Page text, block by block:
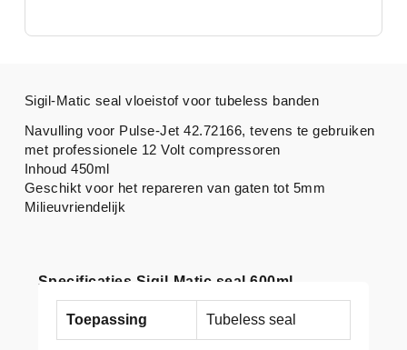
Specificaties Sigil-Matic seal 600ml
Toepassing Tubeless seal
Sigil-Matic seal vloeistof voor tubeless banden
Navulling voor Pulse-Jet 42.72166, tevens te gebruiken
met professionele 12 Volt compressoren
Inhoud 450ml
Geschikt voor het repareren van gaten tot 5mm
Milieuvriendelijk